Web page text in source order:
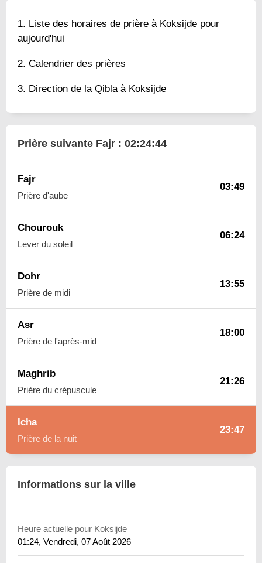
Liste des horaires de prière à Koksijde pour
aujourd'hui
Calendrier des prières
Direction de la Qibla à Koksijde
Prière suivante Fajr : 02:24:43
Fajr
Prière d'aube
03:49
Chourouk
Lever du soleil
06:24
Dohr
Prière de midi
13:55
Asr
Prière de l'après-mid
18:00
Maghrib
Prière du crépuscule
21:26
Icha
Prière de la nuit
23:47
Informations sur la ville
Heure actuelle pour Koksijde
01:24, Vendredi, 07 Août 2026